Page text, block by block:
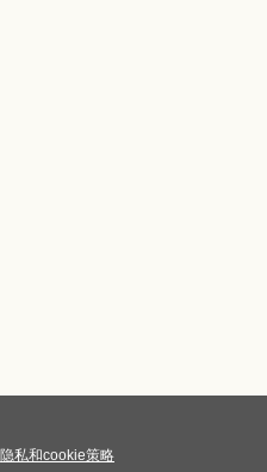
隐私和cookie策略